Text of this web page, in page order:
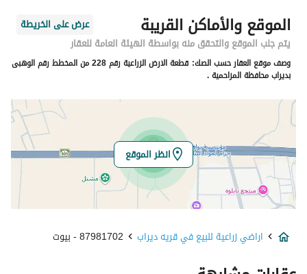
رقم المبنى
7582
الرقم الاضافي
3822
خط العرض
24.41137183934123
خط الطول
46.46172615055839
تفاصيل العقار
نوع الإعلان
للبيع
استخدام العقار
-
الموقع والأماكن القريبة
عرض على الخريطة
يتم جلب الموقع والتحقق منه بواسطة الهيئة العامة للعقار
وصف موقع العقار حسب الصك:
قطعة الارض الزراعية رقم 228 من المخطط رقم الوهبى
بديراب محافظة المزاحمية .
انظر الموقع
اراضي زراعية للبيع في قريه ديراب 87981702 - بيوت